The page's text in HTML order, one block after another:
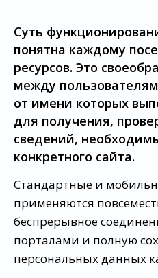
Суть
понятна каждому
ресурсов. Это
между
от имени которых
для получения,
сведений,
конкретного сайта.
Стандартные и
применяются
беспрерывное
порталами и полную
персональных данных